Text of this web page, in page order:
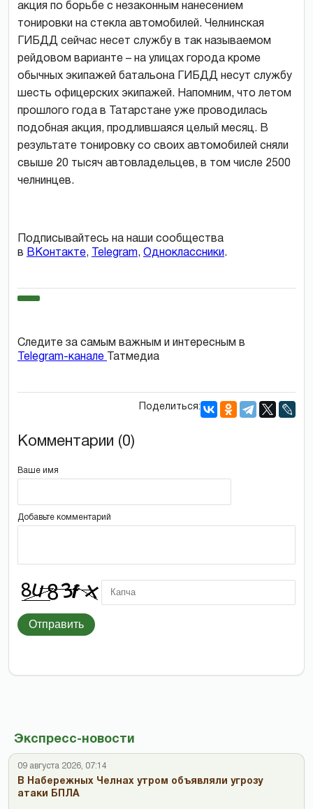
Экспресс-новости
09 августа 2026, 07:14
В Набережных Челнах утром объявляли угрозу
атаки БПЛА
акция по борьбе с незаконным нанесением
тонировки на стекла автомобилей. Челнинская
ГИБДД сейчас несет службу в так называемом
рейдовом варианте – на улицах города кроме
обычных экипажей батальона ГИБДД несут службу
шесть офицерских экипажей. Напомним, что летом
прошлого года в Татарстане уже проводилась
подобная акция, продлившаяся целый месяц. В
результате тонировку со своих автомобилей сняли
свыше 20 тысяч автовладельцев, в том числе 2500
челнинцев.
Подписывайтесь на наши сообщества
в ВКонтакте, Telegram, Одноклассники.
Следите за самым важным и интересным в
Telegram-канале
Татмедиа
Поделиться:
Комментарии (0)
Ваше имя
Добавьте комментарий
Отправить